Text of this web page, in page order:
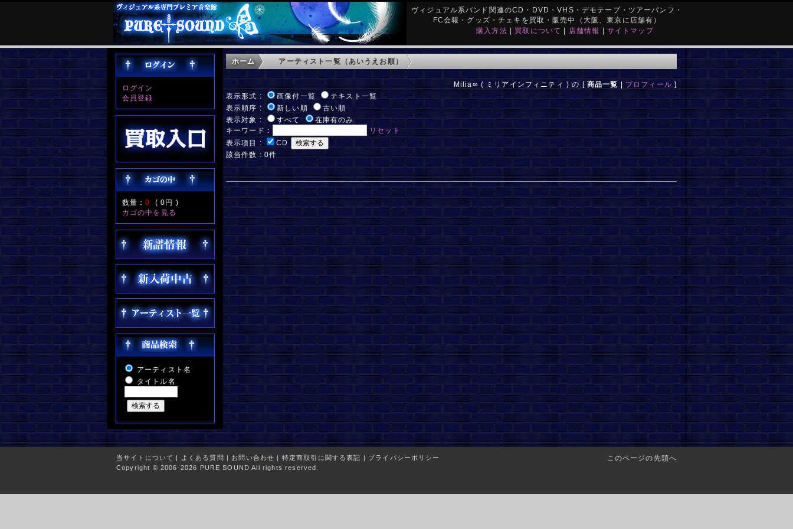
ヴィジュアル系バンド関連のCD・DVD・VHS・デモテープ・ツアーパンフ・
FC会報・グッズ・チェキを買取・販売中（大阪、東京に店舗有）
購入方法 | 買取について | 店舗情報 | サイトマップ
ログイン
会員登録
数量：0 (0円 )
カゴの中を見る
アーティスト名
タイトル名
ホーム アーティスト一覧（あいうえお順）
Milia∞ ( ミリアインフィニティ ) の [ 商品一覧 | プロフィール ]
表示形式 :
画像付一覧
テキスト一覧
表示順序 :
新しい順
古い順
表示対象 :
すべて
在庫有のみ
キーワード：
リセット
表示項目 :
CD
該当件数 : 0件
このページの先頭へ
当サイトについて | よくある質問 | お問い合わせ | 特定商取引に関する表記 | プライバシーポリシー
Copyright © 2006-2026 PURE SOUND All rights reserved.